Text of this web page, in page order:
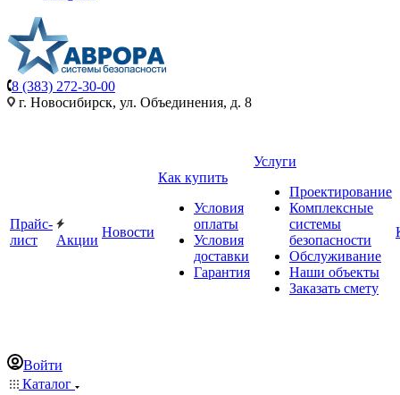
8 (383) 272-30-00
г. Новосибирск, ул. Объединения, д. 8
Прайс-
лист
Акции
Новости
Как купить
Условия
оплаты
Условия
доставки
Гарантия
Услуги
Проектирование
Комплексные
системы
безопасности
Обслуживание
Наши объекты
Заказать смету
Войти
Каталог